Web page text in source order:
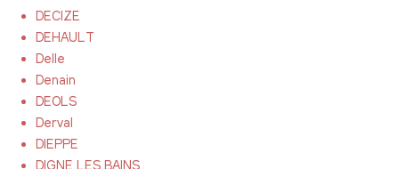
DECIZE
DEHAULT
Delle
Denain
DEOLS
Derval
DIEPPE
DIGNE LES BAINS